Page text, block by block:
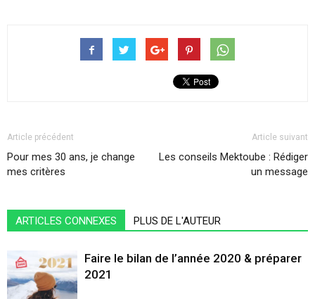
Article précédent
Pour mes 30 ans, je change
mes critères
Article suivant
Les conseils Mektoube : Rédiger
un message
ARTICLES CONNEXES PLUS DE L'AUTEUR
Faire le bilan de l’année 2020 & préparer
2021